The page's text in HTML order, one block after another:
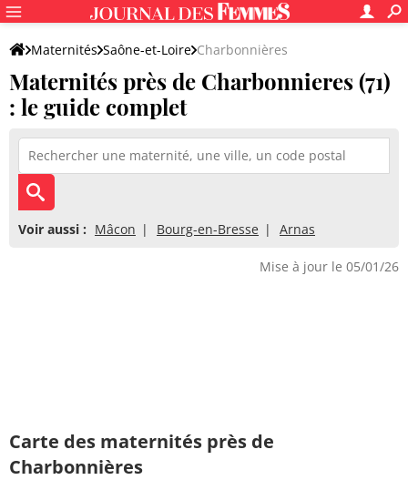
Maternités Saône-et-Loire Charbonnières
Maternités près de Charbonnieres (71)
: le guide complet
Voir aussi : Mâcon Bourg-en-Bresse Arnas
Mise à jour le 05/01/26
Carte des maternités près de
Charbonnières